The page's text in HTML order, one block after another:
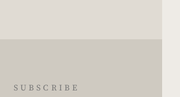
SUBSCRIBE